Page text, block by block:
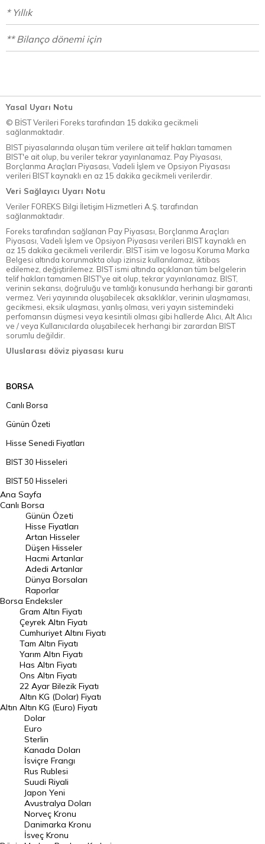
* Yıllık
** Bilanço dönemi için
Yasal Uyarı Notu
© BİST Verileri Foreks tarafından 15 dakika gecikmeli
sağlanmaktadır.
BIST piyasalarında oluşan tüm verilere ait telif hakları tamamen
BIST'e ait olup, bu veriler tekrar yayınlanamaz. Pay Piyasası,
Borçlanma Araçları Piyasası, Vadeli İşlem ve Opsiyon Piyasası
verileri BIST kaynaklı en az 15 dakika gecikmeli verilerdir.
Veri Sağlayıcı Uyarı Notu
Veriler FOREKS Bilgi İletişim Hizmetleri A.Ş. tarafından
sağlanmaktadır.
Foreks tarafından sağlanan Pay Piyasası, Borçlanma Araçları
Piyasası, Vadeli İşlem ve Opsiyon Piyasası verileri BIST kaynaklı en
az 15 dakika gecikmeli verilerdir. BIST isim ve logosu Koruma Marka
Belgesi altında korunmakta olup izinsiz kullanılamaz, iktibas
edilemez, değiştirilemez. BIST ismi altında açıklanan tüm belgelerin
telif hakları tamamen BIST'ye ait olup, tekrar yayınlanamaz. BIST,
verinin sekansı, doğruluğu ve tamlığı konusunda herhangi bir garanti
vermez. Veri yayınında oluşabilecek aksaklıklar, verinin ulaşmaması,
gecikmesi, eksik ulaşması, yanlış olması, veri yayın sistemindeki
perfomansın düşmesi veya kesintili olması gibi hallerde Alıcı, Alt Alıcı
ve / veya Kullanıcılarda oluşabilecek herhangi bir zarardan BIST
sorumlu değildir.
Uluslarası döviz piyasası kuru
BORSA
Canlı Borsa
Günün Özeti
Hisse Senedi Fiyatları
BIST 30 Hisseleri
BIST 50 Hisseleri
BIST 100 Hisseleri
En Çok Artan Hisseler
En Çok Düşen Hisseler
Hacmi Artanlar
Geçmiş Kapanışlar
Dünya Borsaları
Raporlar
Endeksler
DÖVİZ
Döviz Kuru
Dolar Kuru
Euro Kuru
Pound Kuru
Frank Kuru
Riyal Kuru
Avustralya Doları
Danimarka Kronu Kuru
Kanada Doları Kuru
Ana Sayfa
Canlı Borsa
Borsa
Günün Özeti
Hisse Fiyatları
Artan Hisseler
Düşen Hisseler
Hacmi Artanlar
Adedi Artanlar
Dünya Borsaları
Raporlar
Endeksler
Altın
Gram Altın Fiyatı
Çeyrek Altın Fiyatı
Cumhuriyet Altını Fiyatı
Tam Altın Fiyatı
Yarım Altın Fiyatı
Has Altın Fiyatı
Ons Altın Fiyatı
22 Ayar Bilezik Fiyatı
Altın KG (Dolar) Fiyatı
Altın KG (Euro) Fiyatı
Dolar
Euro
Sterlin
Kanada Doları
İsviçre Frangı
Rus Rublesi
Suudi Riyali
Japon Yeni
Avustralya Doları
Norveç Kronu
Danimarka Kronu
İsveç Kronu